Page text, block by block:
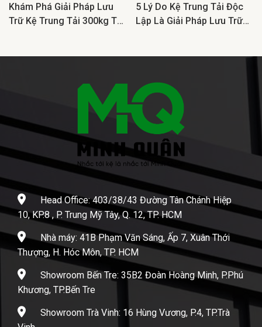
Khám Phá Giải Pháp Lưu
Trữ Kệ Trung Tải 300kg Tối
5 Lý Do Kệ Trung Tải Độc
Lập Là Giải Pháp Lưu Trữ
Head Office: 403/38/43 Đường Tân Chánh Hiệp
10, KP.8 , P. Trung Mỹ Tây, Q. 12, TP. HCM
Nhà máy: 41B Phạm Văn Sáng, Ấp 7, Xuân Thới
Thượng, H. Hóc Môn, TP. HCM
Showroom Bến Tre: 35B2 Đoàn Hoàng Minh, P.Phú
Khương, TP.Bến Tre
Showroom Trà Vinh: 16 Hùng Vương, P.4, TP.Trà